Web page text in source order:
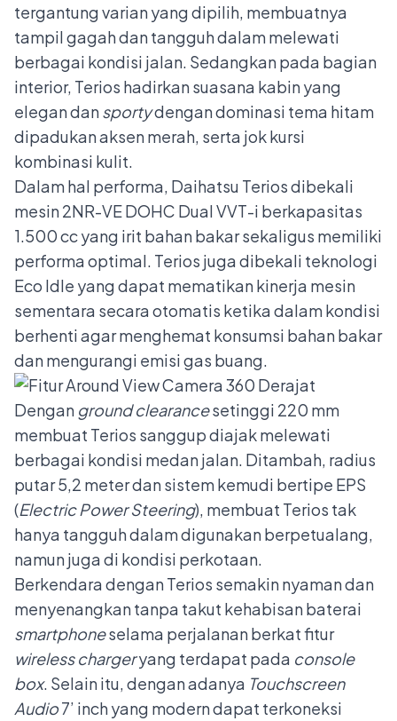
tergantung varian yang dipilih, membuatnya
tampil gagah dan tangguh dalam melewati
berbagai kondisi jalan. Sedangkan pada bagian
interior, Terios hadirkan suasana kabin yang
elegan dansportydengan dominasi tema hitam
dipadukan aksen merah, serta jok kursi
kombinasi kulit.
Dalam hal performa, Daihatsu Terios dibekali
mesin 2NR-VE DOHC Dual VVT-i berkapasitas
1.500 cc yang irit bahan bakar sekaligus memiliki
performa optimal. Terios juga dibekali teknologi
Eco Idle yang dapat mematikan kinerja mesin
sementara secara otomatis ketika dalam kondisi
berhenti agar menghemat konsumsi bahan bakar
dan mengurangi emisi gas buang.
Dengan ground clearancesetinggi 220 mm
membuat Terios sanggup diajak melewati
berbagai kondisi medan jalan. Ditambah, radius
putar 5,2 meter dan sistem kemudi bertipe EPS
(Electric Power Steering), membuat Terios tak
hanya tangguh dalam digunakan berpetualang,
namun juga di kondisi perkotaan.
Berkendara dengan Terios semakin nyaman dan
menyenangkan tanpa takut kehabisan baterai
smartphoneselama perjalanan berkat fitur
wireless chargeryang terdapat pada console
box. Selain itu, dengan adanya Touchscreen
Audio7’ inch yang modern dapat terkoneksi